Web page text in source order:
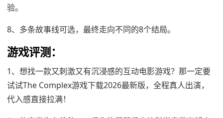
验。
8、多条故事线可选，最终走向不同的8个结局。
游戏评测：
1、想找一款又刺激又有沉浸感的互动电影游戏？那一定要
试试The Complex游戏下载2026最新版，全程真人出演，
代入感直接拉满！